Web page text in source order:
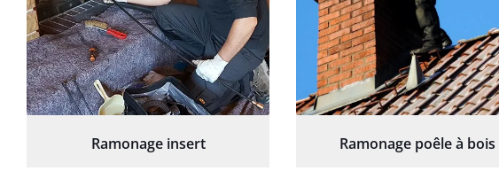
Ramonage insert Ramonage poêle à bois